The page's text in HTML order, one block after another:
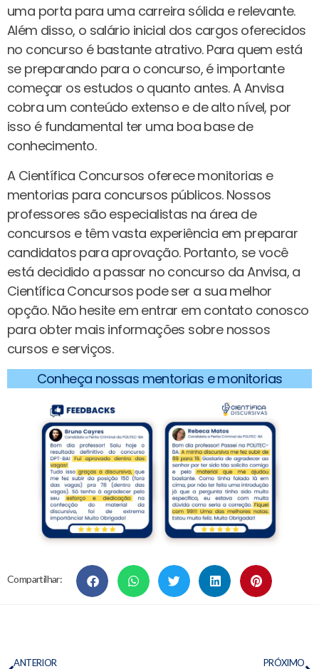
uma porta para uma carreira sólida e relevante.
Além disso, o salário inicial dos cargos oferecidos
no concurso é bastante atrativo. Para quem está
se preparando para o concurso, é importante
começar os estudos o quanto antes. A Anvisa
cobra um conteúdo extenso e de alto nível, por
isso é fundamental ter uma boa base de
conhecimento.
A Científica Concursos oferece monitorias e
mentorias para concursos públicos. Nossos
professores são especialistas na área de
concursos e têm vasta experiência em preparar
candidatos para aprovação. Portanto, se você
está decidido a passar no concurso da Anvisa, a
Científica Concursos pode ser a sua melhor
opção. Não hesite em entrar em contato conosco
para obter mais informações sobre nossos
cursos e serviços.
Conheça nossas mentorias e monitorias
Compartilhar:
ANTERIOR PRÓXIMO